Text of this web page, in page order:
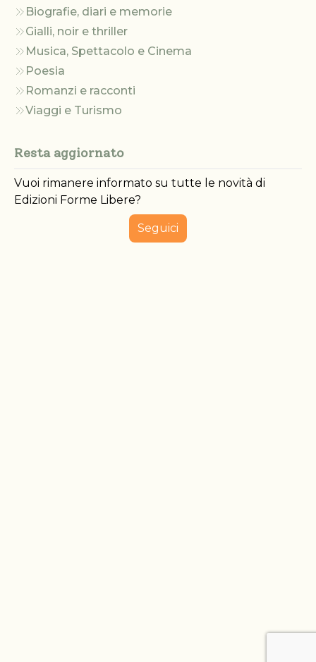
Biografie, diari e memorie
Gialli, noir e thriller
Musica, Spettacolo e Cinema
Poesia
Romanzi e racconti
Viaggi e Turismo
Resta aggiornato
Vuoi rimanere informato su tutte le novità di
Edizioni Forme Libere?
Seguici